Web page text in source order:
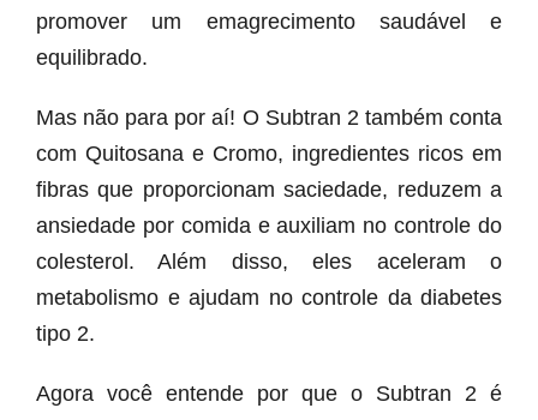
promover um emagrecimento saudável e
equilibrado.
Mas não para por aí! O Subtran 2 também conta
com Quitosana e Cromo, ingredientes ricos em
fibras que proporcionam saciedade, reduzem a
ansiedade por comida e auxiliam no controle do
colesterol. Além disso, eles aceleram o
metabolismo e ajudam no controle da diabetes
tipo 2.
Agora você entende por que o Subtran 2 é